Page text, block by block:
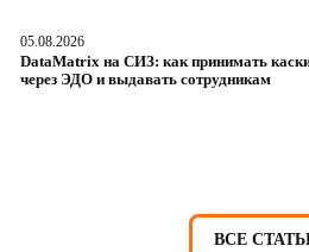
05.08.2026
DataMatrix на СИЗ: как принимать
через ЭДО и выдавать сотрудникам
ВСЕ